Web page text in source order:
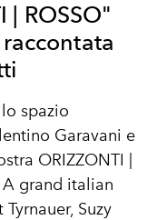
| ROSSO"
spazio
Garavani e
ORIZZONTI |
A grand italian
Suzy